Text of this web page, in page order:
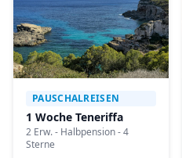
PAUSCHALREISEN
1 Woche Teneriffa
2 Erw. - Halbpension - 4
Sterne